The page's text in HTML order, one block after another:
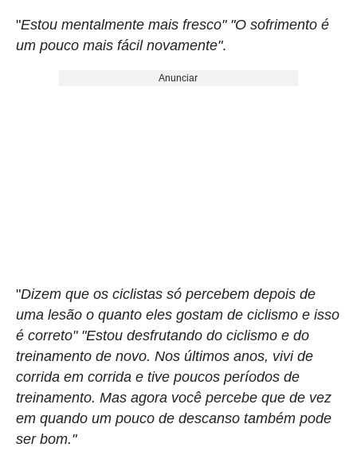
"Estou mentalmente mais fresco" "O sofrimento é
um pouco mais fácil novamente".
Anunciar
"Dizem que os ciclistas só percebem depois de
uma lesão o quanto eles gostam de ciclismo e isso
é correto" "Estou desfrutando do ciclismo e do
treinamento de novo. Nos últimos anos, vivi de
corrida em corrida e tive poucos períodos de
treinamento. Mas agora você percebe que de vez
em quando um pouco de descanso também pode
ser bom."